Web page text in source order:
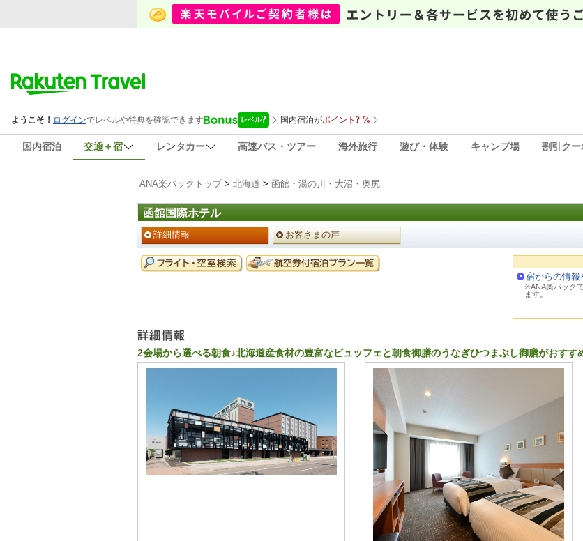
国内宿泊 交通＋宿 レンタカー 高速バス・ツアー 海外旅行 遊び・体験 キャンプ場 割引クー
ANA楽パックトップ> 北海道 > 函館・湯の川・大沼・奥尻
函館国際ホテル
ペ
ー
ジ
メ
ニ
詳細情報 お客さまの声
予
約
宿からの情報
※ANA楽パック
ます。
2会場から選べる朝食♪北海道産食材の豊富なビュッフェと朝食御膳のうなぎひつまぶし御膳がおすす
宿
真